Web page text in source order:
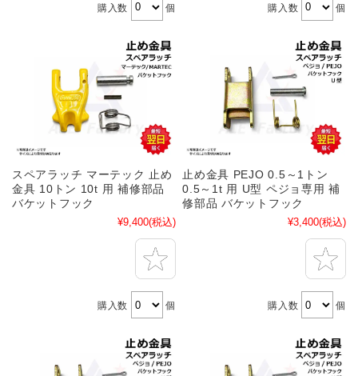
購入数 個 購入数 個
スペアラッチ マーテック 止め
金具 10トン 10t 用 補修部品
バケットフック
¥9,400(税込)
購入数 個
止め金具 PEJO 0.5～1トン
0.5～1t 用 U型 ペジョ専用 補
修部品 バケットフック
¥3,400(税込)
購入数 個